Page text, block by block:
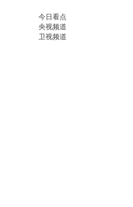
今日看点
央视频道
卫视频道